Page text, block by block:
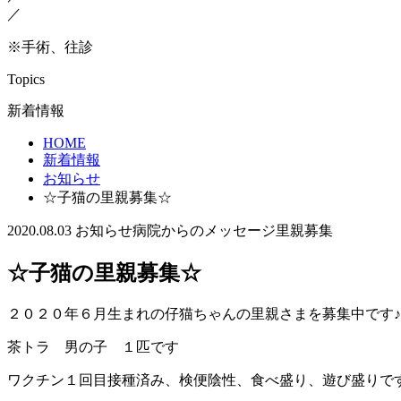
／
※手術、往診
Topics
新着情報
HOME
新着情報
お知らせ
☆子猫の里親募集☆
2020.08.03 お知らせ病院からのメッセージ里親募集
☆子猫の里親募集☆
２０２０年６月生まれの仔猫ちゃんの里親さまを募集中です♪
茶トラ 男の子 １匹です
ワクチン１回目接種済み、検便陰性、食べ盛り、遊び盛りで